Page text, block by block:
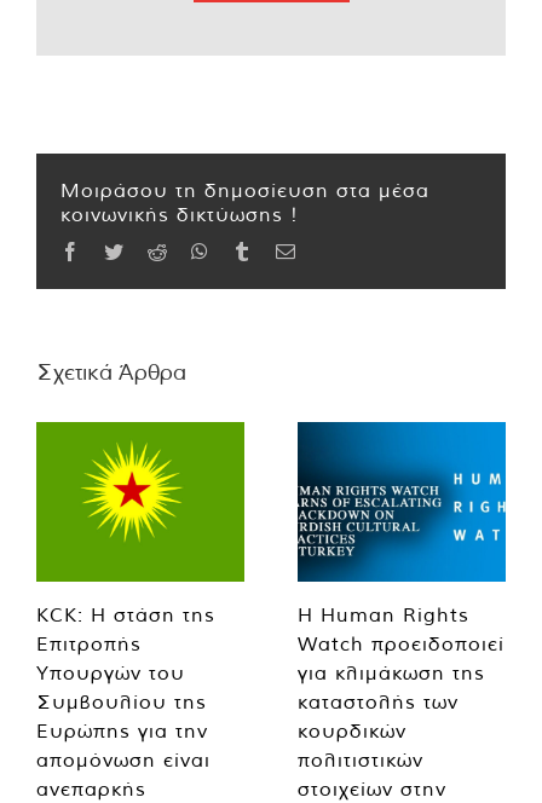
Μοιράσου τη δημοσίευση στα μέσα
κοινωνικής δικτύωσης !
Facebook
TwitterReddit WhatsApp
TumblrEmail
Σχετικά Άρθρα
KCK: Η στάση της
Επιτροπής
Υπουργών του
Συμβουλίου της
Ευρώπης για την
απομόνωση είναι
ανεπαρκής
Η Human Rights
Watch προειδοποιεί
για κλιμάκωση της
καταστολής των
κουρδικών
πολιτιστικών
στοιχείων στην